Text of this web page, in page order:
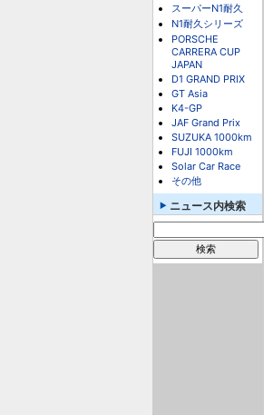
スーパーN1耐久
N1耐久シリーズ
PORSCHE
CARRERA CUP
JAPAN
D1 GRAND PRIX
GT Asia
K4-GP
JAF Grand Prix
SUZUKA 1000km
FUJI 1000km
Solar Car Race
その他
ニュース内検索